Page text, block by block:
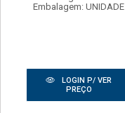
Embalagem: UNIDADE
LOGIN P/ VER
PREÇO